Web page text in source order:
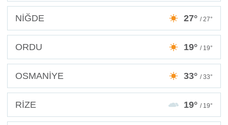
NİĞDE 27° / 27°
ORDU 19° / 19°
OSMANİYE 33° / 33°
RİZE 19° / 19°